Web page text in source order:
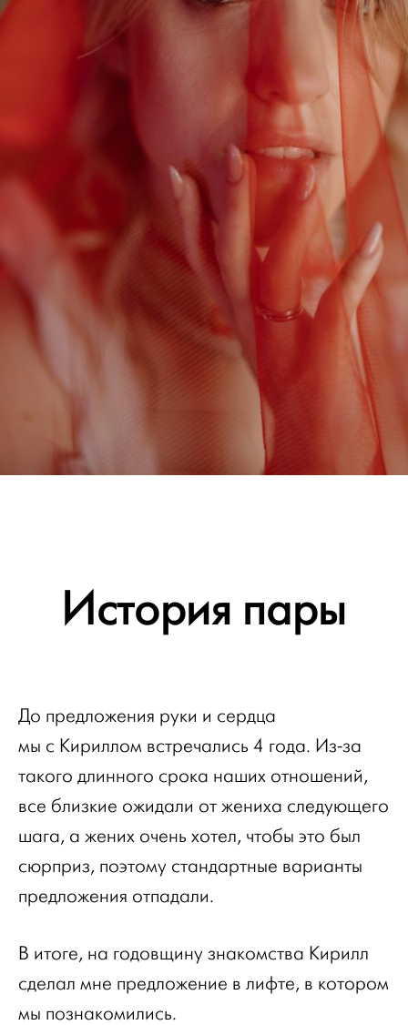
История пары
До предложения руки и сердца
мы с Кириллом встречались 4 года. Из-за
такого длинного срока наших отношений,
все близкие ожидали от жениха следующего
шага, а жених очень хотел, чтобы это был
сюрприз, поэтому стандартные варианты
предложения отпадали.
В итоге, на годовщину знакомства Кирилл
сделал мне предложение в лифте, в котором
мы познакомились.